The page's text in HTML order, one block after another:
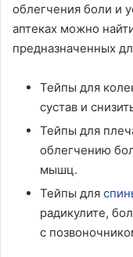
облегчения боли и
аптеках можно
предназначенных
Тейпы для
сустав и
Тейпы для
облегчению
мышц.
Тейпы для
радикулите,
с